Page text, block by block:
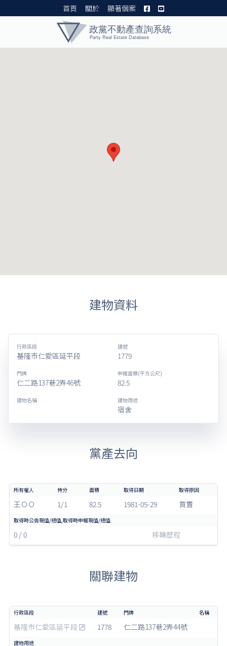
首頁 關於 顯著個案
建物資料
行政區段
基隆市仁愛區延平段
建號
1779
門牌
仁二路137巷2弄46號
申報面積(平方公尺)
82.5
建物名稱 建物用途
宿舍
黨產去向
王ＯＯ 1/1 82.5 1981-05-29 買賣
0 / 0 移轉歷程
關聯建物
基隆市仁愛區延平段 1778 仁二路137巷2弄44號